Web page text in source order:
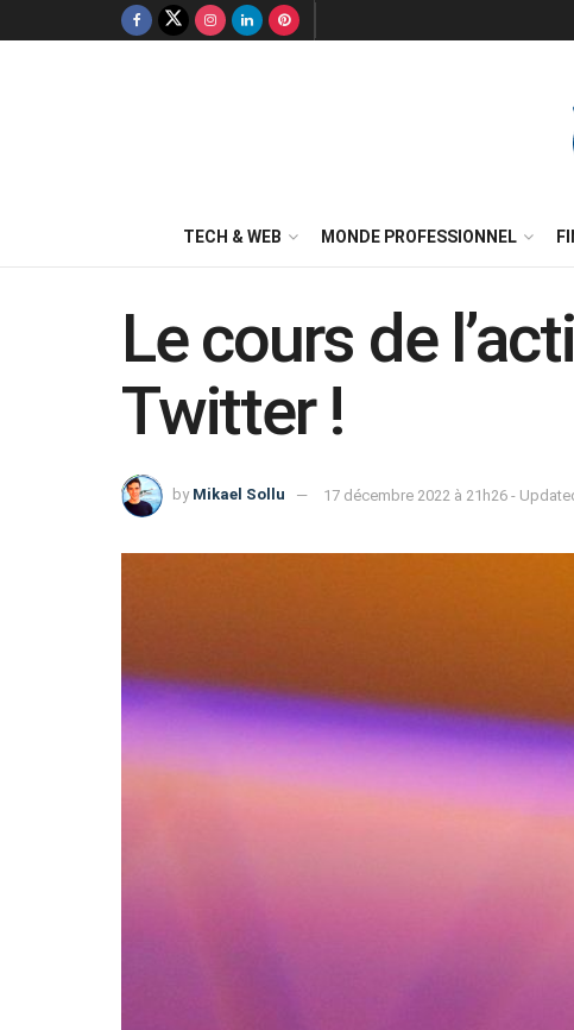
TECH & WEB MONDE PROFESSIONNEL
Le cours de
Twitter !
by Mikael Sollu 17 décembre 2022 à 21h26 -